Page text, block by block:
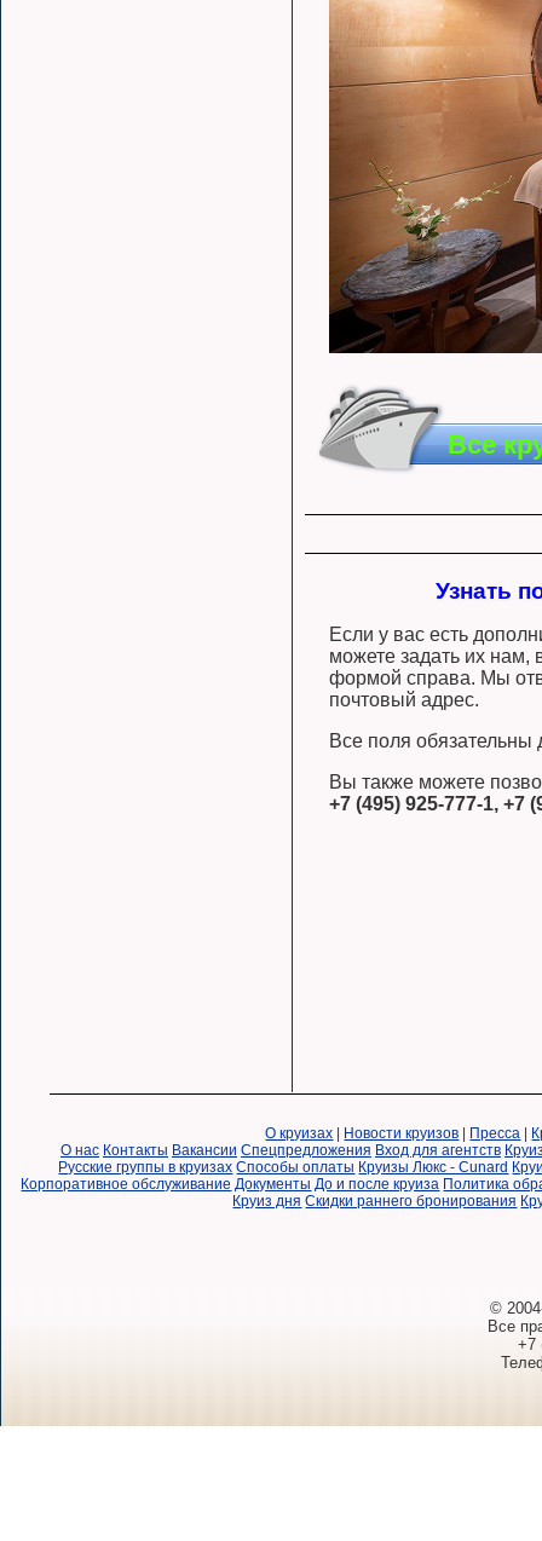
Все
Узнать
Если у вас есть
можете задать их нам,
формой справа. Мы
почтовый адрес.
Все поля обязательны
Вы также можете
+7 (495) 925-777-1, +7
О круизах Новости круизов Пресса
О нас Контакты Вакансии Спецпредложения Вход для агентств
Русские группы в круизах Способы оплаты Круизы Люкс - Cunard
Корпоративное обслуживание Документы До и после круиза Политика
Круиз дня Скидки раннего бронирования
©
Все
+7